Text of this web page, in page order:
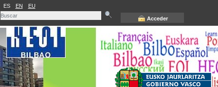
ES EN EU
Acceder